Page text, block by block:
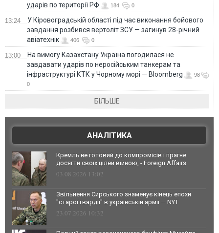
ударів по території РФ
184 0
13:24
У Кіровоградській області під час виконання бойового
завдання розбився вертоліт ЗСУ — загинув 28-річний
авіатехнік
406 0
13:00
На вимогу Казахстану Україна погодилася не
завдавати ударів по неросійським танкерам та
інфраструктурі КТК у Чорному морі — Bloomberg
98
0
БІЛЬШЕ
АНАЛІТИКА
Кремль не готовий до компромісів і прагне
досягти своїх цілей війною, - Foreign Affairs
03.08.2026 13:02
Звільнення Сирського знаменує кінець епохи
"старої гвардії" в українській армії — NYT
23.07.2026 10:32